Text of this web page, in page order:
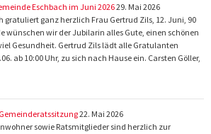
Eschbach im Juni 202629. Mai 2026
gratuliert ganz herzlich Frau Gertrud Zils, 12. Juni, 90
wünschen wir der Jubilarin alles Gute, einen schönen
Gesundheit. Gertrud Zils lädt alle Gratulanten
ab 10:00 Uhr, zu sich nach Hause ein. Carsten Göller,
22. Mai 2026
sowie Ratsmitglieder sind herzlich zur